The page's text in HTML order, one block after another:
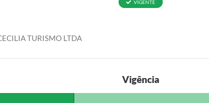
VIGENTE
TURISMO LTDA
Vigência